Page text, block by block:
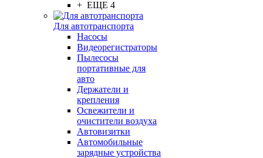
+ ЕЩЕ 4
Для автотранспорта
Насосы
Видеорегистраторы
Пылесосы
портативные для
авто
Держатели и
крепления
Освежители и
очистители воздуха
Автовизитки
Автомобильные
зарядные устройства